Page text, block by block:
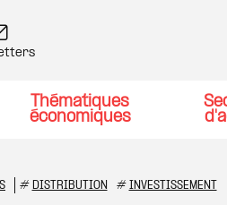
Thématiques
économiques
# DISTRIBUTION # INVESTISSEMENT